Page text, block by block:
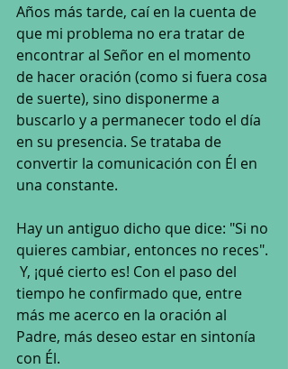
Años más tarde, caí en la cuenta de
que mi problema no era tratar de
encontrar al Señor en el momento
de hacer oración (como si fuera cosa
de suerte), sino disponerme a
buscarlo y a permanecer todo el día
en su presencia. Se trataba de
convertir la comunicación con Él en
una constante.
Hay un antiguo dicho que dice: "Si no
quieres cambiar, entonces no reces".
Y, ¡qué cierto es! Con el paso del
tiempo he confirmado que, entre
más me acerco en la oración al
Padre, más deseo estar en sintonía
con Él.